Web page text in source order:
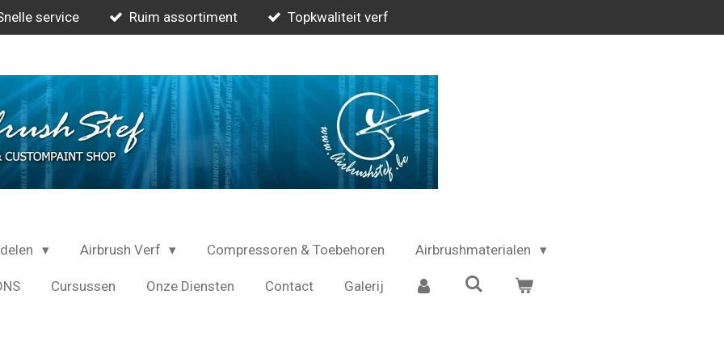
service Ruim assortiment Topkwaliteit verf
Airbrush Verf Compressoren & Toebehoren Airbrushmaterialen
Cursussen Onze Diensten Contact Galerij